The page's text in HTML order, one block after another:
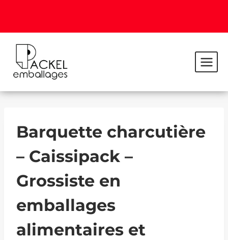
Barquette charcutière
– Caissipack –
Grossiste en
emballages
alimentaires et